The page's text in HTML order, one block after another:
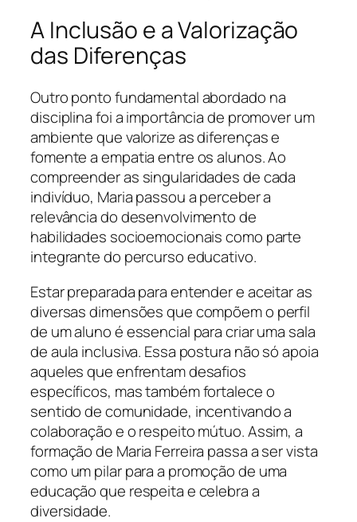
A Inclusão e a Valorização
das Diferenças
Outro ponto fundamental abordado na
disciplina foi a importância de promover um
ambiente que valorize as diferenças e
fomente a empatia entre os alunos. Ao
compreender as singularidades de cada
indivíduo, Maria passou a perceber a
relevância do desenvolvimento de
habilidades socioemocionais como parte
integrante do percurso educativo.
Estar preparada para entender e aceitar as
diversas dimensões que compõem o perfil
de um aluno é essencial para criar uma sala
de aula inclusiva. Essa postura não só apoia
aqueles que enfrentam desafios
específicos, mas também fortalece o
sentido de comunidade, incentivando a
colaboração e o respeito mútuo. Assim, a
formação de Maria Ferreira passa a ser vista
como um pilar para a promoção de uma
educação que respeita e celebra a
diversidade.